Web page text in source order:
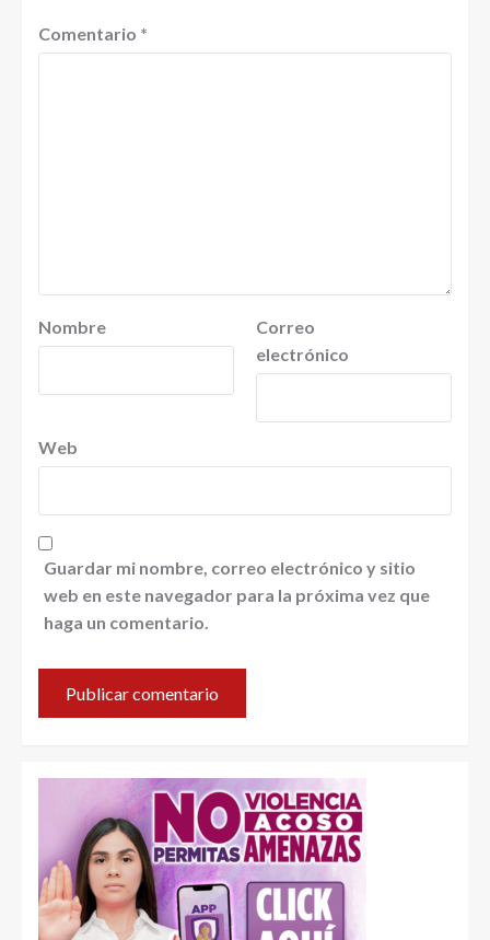
Comentario *
Nombre
Correo
electrónico
Web
Guardar mi nombre, correo electrónico y sitio
web en este navegador para la próxima vez que
haga un comentario.